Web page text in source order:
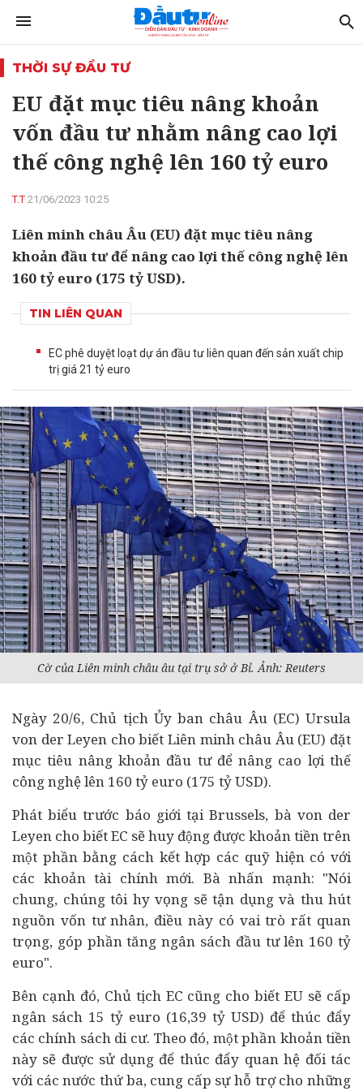
THỜI SỰ ĐẦU TƯ
EU đặt mục tiêu nâng khoản
vốn đầu tư nhằm nâng cao lợi
thế công nghệ lên 160 tỷ euro
T.T 21/06/2023 10:25
Liên minh châu Âu (EU) đặt mục tiêu nâng
khoản đầu tư để nâng cao lợi thế công nghệ lên
160 tỷ euro (175 tỷ USD).
TIN LIÊN QUAN
EC phê duyệt loạt dự án đầu tư liên quan đến sản xuất chip
trị giá 21 tỷ euro
Cờ của Liên minh châu âu tại trụ sở ở Bỉ. Ảnh: Reuters
Ngày 20/6, Chủ tịch Ủy ban châu Âu (EC) Ursula
von der Leyen cho biết Liên minh châu Âu (EU) đặt
mục tiêu nâng khoản đầu tưđể nâng cao lợi thế
công nghệ lên 160 tỷ euro (175 tỷ USD).
Phát biểu trước báo giới tại Brussels, bà von der
Leyen cho biết EC sẽ huy động được khoản tiền trên
một phần bằng cách kết hợp các quỹ hiện có với
các khoản tài chính mới. Bà nhấn mạnh: "Nói
chung, chúng tôi hy vọng sẽ tận dụng và thu hút
nguồn vốn tư nhân, điều này có vai trò rất quan
trọng, góp phần tăng ngân sách đầu tư lên 160 tỷ
euro".
Bên cạnh đó, Chủ tịch EC cũng cho biết EU sẽ cấp
ngân sách 15 tỷ euro (16,39 tỷ USD) để thúc đẩy
các chính sách di cư. Theo đó, một phần khoản tiền
này sẽ được sử dụng để thúc đẩy quan hệ đối tác
với các nước thứ ba, cung cấp sự hỗ trợ cho những